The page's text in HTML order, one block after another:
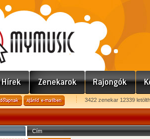
3422 zenekar 12339
Cím